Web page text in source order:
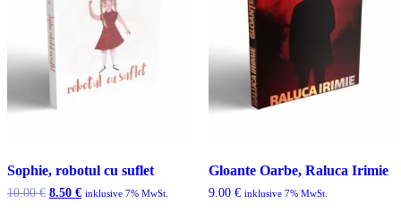
Sophie, robotul cu suflet
10.00€ Prețul
8.50 €Prețul
inklusive 7% MwSt.
Gloante Oarbe, Raluca Irimie
9.00 € inklusive 7% MwSt.